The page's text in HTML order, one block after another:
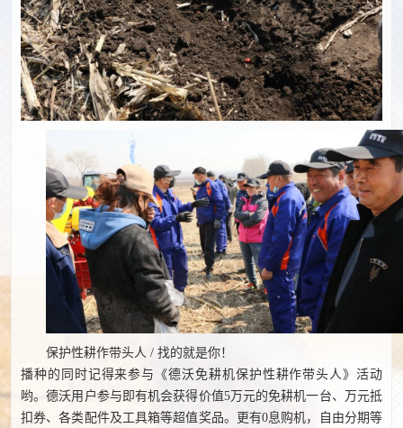
保护性耕作带头人 / 找的就是你！
播种的同时记得来参与《德沃免耕机保护性耕作带头人》活动
哟。德沃用户参与即有机会获得价值5万元的免耕机一台、万元抵
扣券、各类配件及工具箱等超值奖品。更有0息购机，自由分期等